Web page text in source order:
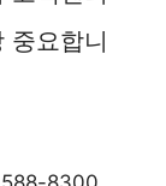
중요합니